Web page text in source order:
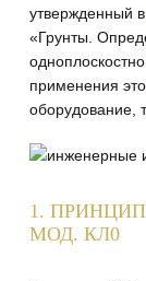
утвержденный
«Грунты.
применения
оборудование,
1.
МОД. КЛ0